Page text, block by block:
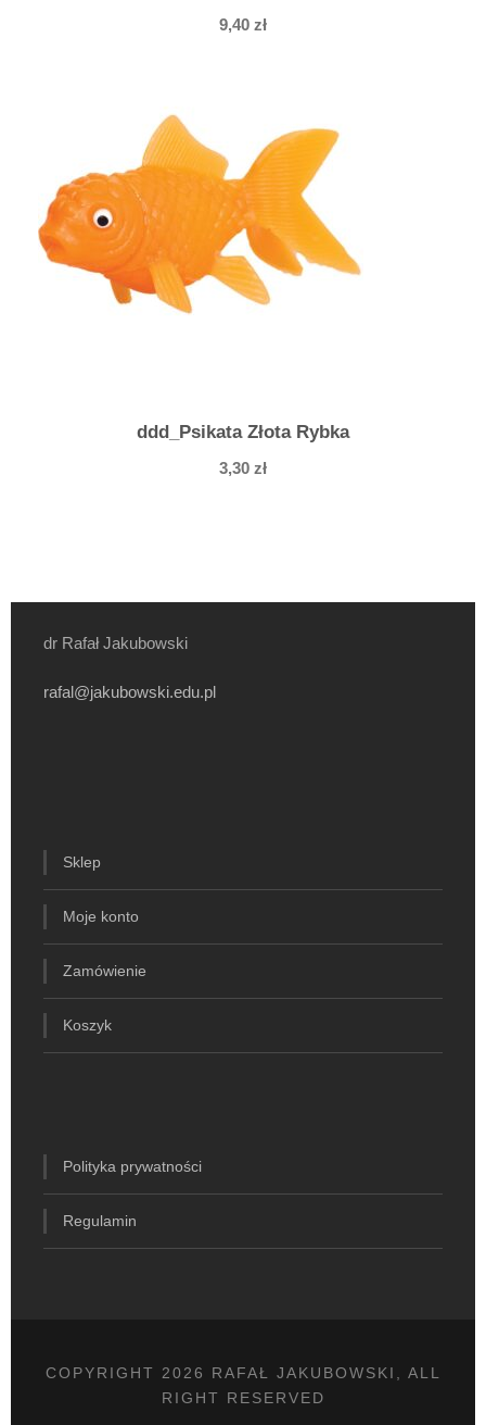
9,40 zł
ddd_Psikata Złota Rybka
3,30 zł
dr Rafał Jakubowski
rafal@jakubowski.edu.pl
Sklep
Moje konto
Zamówienie
Koszyk
Polityka prywatności
Regulamin
COPYRIGHT 2026 RAFAŁ JAKUBOWSKI, ALL
RIGHT RESERVED